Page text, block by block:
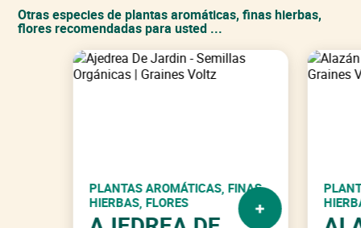
Otras especies de plantas aromáticas, finas hierbas,
flores recomendadas para usted ...
PLANTAS AROMÁTICAS, FINAS
HIERBAS, FLORES